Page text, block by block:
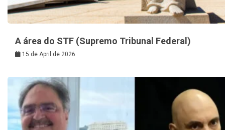
A área do STF (Supremo Tribunal Federal)
15 de April de 2026